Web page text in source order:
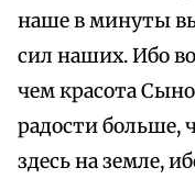
наше в минуты
сил наших. Ибо
чем красота
радости больше,
здесь на земле,